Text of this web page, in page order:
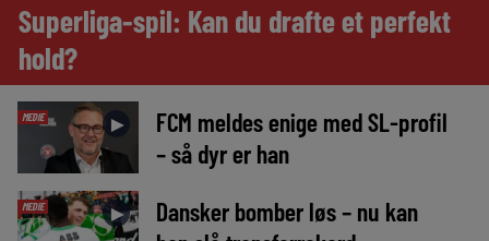
Superliga-spil: Kan du drafte et perfekt
hold?
MEDIE ►
FCM meldes enige med SL-profil
– så dyr er han
MEDIE ►
Dansker bomber løs – nu kan